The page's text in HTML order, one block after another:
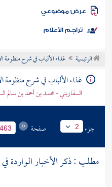
الكتب
موضوعي
تراجم الأعلام
الرئيسية غذاء الألباب في شرح منظومة
غذاء الألباب في شرح منظومة
السفاريني - محمد بن أحمد بن سالم
جزء 2 صفحة 463
مطلب : ذكر الأخبار الواردة في